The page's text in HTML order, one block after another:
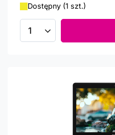
Dostępny (1 szt.)
Ilość produktów